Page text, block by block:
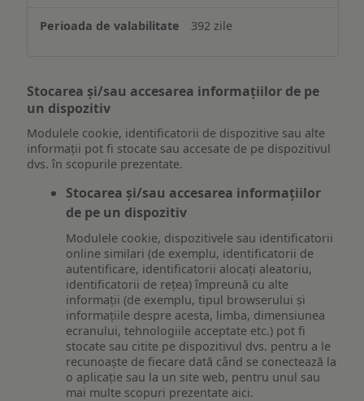
392 zile
Stocarea și/sau accesarea informațiilor de pe
un dispozitiv
Modulele cookie, identificatorii de dispozitive sau alte
informații pot fi stocate sau accesate de pe dispozitivul
dvs. în scopurile prezentate.
Stocarea și/sau accesarea informațiilor
de pe un dispozitiv
Modulele cookie, dispozitivele sau identificatorii
online similari (de exemplu, identificatorii de
autentificare, identificatorii alocați aleatoriu,
identificatorii de rețea) împreună cu alte
informații (de exemplu, tipul browserului și
informațiile despre acesta, limba, dimensiunea
ecranului, tehnologiile acceptate etc.) pot fi
stocate sau citite pe dispozitivul dvs. pentru a le
recunoaște de fiecare dată când se conectează la
o aplicație sau la un site web, pentru unul sau
mai multe scopuri prezentate aici.